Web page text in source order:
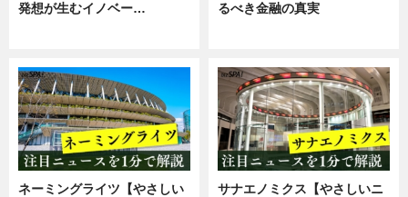
発想が生むイノベー…
るべき金融の真実
ネーミングライツ【やさしい
サナエノミクス【やさしいニ